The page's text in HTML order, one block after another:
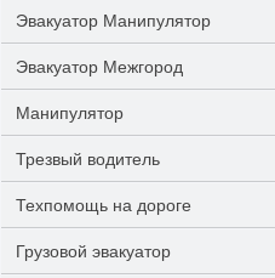
Эвакуатор Манипулятор
Эвакуатор Межгород
Манипулятор
Трезвый водитель
Техпомощь на дороге
Грузовой эвакуатор